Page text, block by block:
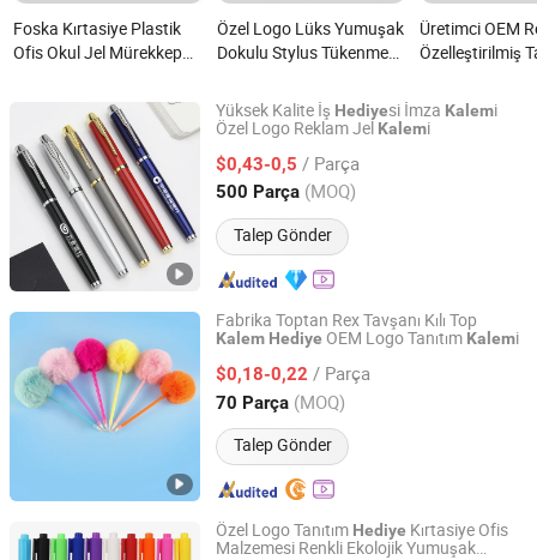
Foska Kırtasiye Plastik
Ofis Okul Jel Mürekkep
Özel Logo Lüks Yumuşak
Dokulu Stylus Tükenmez
Metal Tanıtım Kalemi
Kurumsal Hediye için
Üretimci OEM
Özelleştirilmiş
Öğrencisi Ofis
için nedir?
Yüksek Kalite İş Hediyesi İmza Kalemi
Özel Logo Reklam Jel Kalemi
$0,43-0,5 / Parça
500 Parça (MOQ)
Talep Gönder
Heleyou Cultural and Creative(Wuxi) Co., Ltd.
Jiangsu, China Fiyat 2024
Fabrika Toptan Rex Tavşanı Kılı Top
Kalem Hediye OEM Logo Tanıtım Kalemi
$0,18-0,22 / Parça
70 Parça (MOQ)
Talep Gönder
Yiwu Lenora Trading Co., Ltd.
Zhejiang, China Fiyat 2024
Özel Logo Tanıtım Hediye Kırtasiye Ofis
Malzemesi Renkli Ekolojik Yumuşak